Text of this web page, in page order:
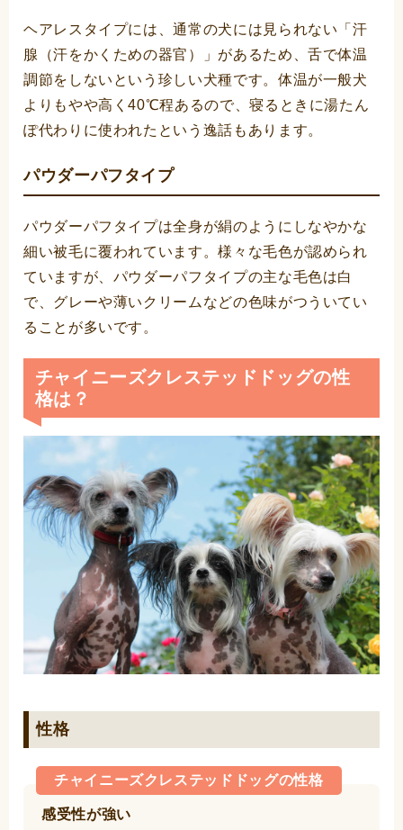
ヘアレスタイプには、通常の犬には見られない「汗
腺（汗をかくための器官）」があるため、舌で体温
調節をしないという珍しい犬種です。体温が一般犬
よりもやや高く40℃程あるので、寝るときに湯たん
ぽ代わりに使われたという逸話もあります。
パウダーパフタイプ
パウダーパフタイプは全身が絹のようにしなやかな
細い被毛に覆われています。様々な毛色が認められ
ていますが、パウダーパフタイプの主な毛色は白
で、グレーや薄いクリームなどの色味がつういてい
ることが多いです。
チャイニーズクレステッドドッグの性
格は？
性格
チャイニーズクレステッドドッグの性格
感受性が強い